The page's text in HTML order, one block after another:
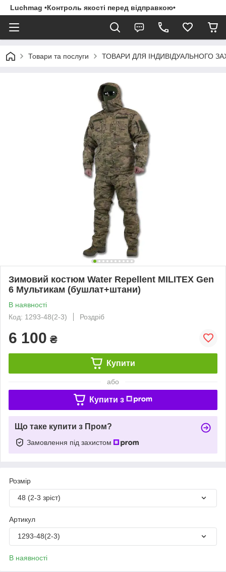
Luchmag •Контроль якості перед відправкою•
Товари та послуги ТОВАРИ ДЛЯ ІНДИВІДУАЛЬНОГО
Зимовий костюм Water Repellent MILITEX Gen
6 Мультикам (бушлат+штани)
В наявності
Код: 1293-48(2-3)
Роздріб
6 100 ₴
Купити
або
Купити з
Що таке купити з Пром?
Замовлення під захистом
Розмір
48 (2-3 зріст)
Артикул
1293-48(2-3)
В наявності